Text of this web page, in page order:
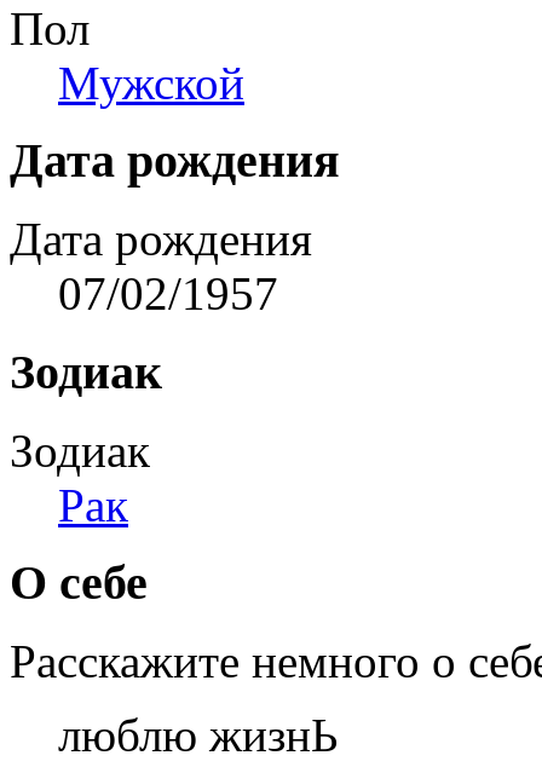
Пол
Мужской
Дата рождения
Дата рождения
07/02/1957
Зодиак
Зодиак
Рак
О себе
Расскажите немного о
люблю жизнЬ